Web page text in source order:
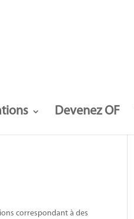
Devenez OF
correspondant à des